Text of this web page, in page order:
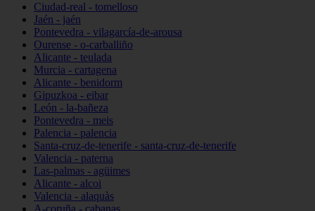
Ciudad-real - tomelloso
Jaén - jaén
Pontevedra - vilagarcía-de-arousa
Ourense - o-carballiño
Alicante - teulada
Murcia - cartagena
Alicante - benidorm
Gipuzkoa - eibar
León - la-bañeza
Pontevedra - meis
Palencia - palencia
Santa-cruz-de-tenerife - santa-cruz-de-tenerife
Valencia - paterna
Las-palmas - agüimes
Alicante - alcoi
Valencia - alaquàs
A-coruña - cabanas